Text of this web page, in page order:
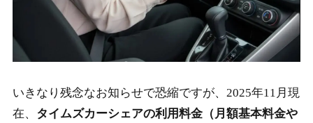
いきなり残念なお知らせで恐縮ですが、2025年11月現
在、 タイムズカーシェアの利用料金（月額基本料金や